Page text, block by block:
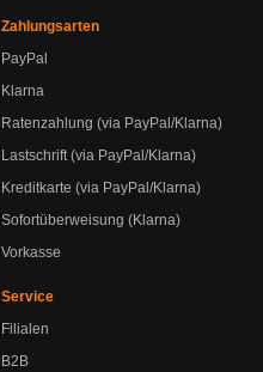
Zahlungsarten
PayPal
Klarna
Ratenzahlung (via PayPal/Klarna)
Lastschrift (via PayPal/Klarna)
Kreditkarte (via PayPal/Klarna)
Sofortüberweisung (Klarna)
Vorkasse
Service
Filialen
B2B